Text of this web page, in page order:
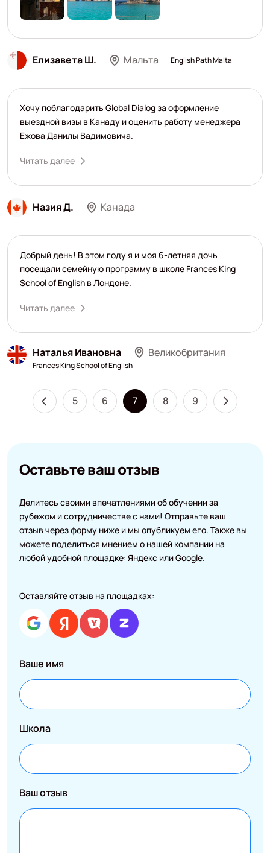
Елизавета Ш. Мальта English Path Malta
Назия Д. Канада
Хочу поблагодарить Global Dialog за оформление
выездной визы в Канаду и оценить работу менеджера
Ежова Данилы Вадимовича.
Читать далее
Наталья Ивановна Великобритания
Frances King School of English
Добрый день! В этом году я и моя 6-летняя дочь
посещали семейную программу в школе Frances King
School of English в Лондоне.
Читать далее
5 6 7 8 9
Оставьте ваш отзыв
Делитесь своими впечатлениями об обучении за
рубежом и сотрудничестве с нами! Отправьте ваш
отзыв через форму ниже и мы опубликуем его. Также вы
можете поделиться мнением о нашей компании на
любой удобной площадке: Яндекс или Google.
Оставляйте отзыв на площадках:
Ваше имя
Школа
Ваш отзыв